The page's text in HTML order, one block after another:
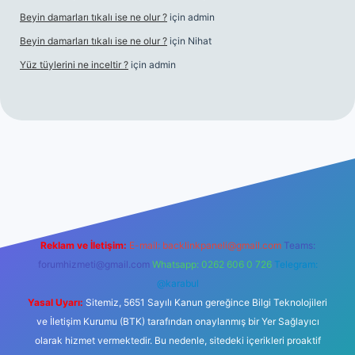
Beyin damarları tıkalı ise ne olur ? için admin
Beyin damarları tıkalı ise ne olur ? için Nihat
Yüz tüylerini ne inceltir ? için admin
Reklam ve İletişim: E-mail: backlinkpaneli@gmail.com Teams:
forumhizmeti@gmail.com Whatsapp: 0262 606 0 726 Telegram:
@karabul
Yasal Uyarı: Sitemiz, 5651 Sayılı Kanun gereğince Bilgi Teknolojileri
ve İletişim Kurumu (BTK) tarafından onaylanmış bir Yer Sağlayıcı
olarak hizmet vermektedir. Bu nedenle, sitedeki içerikleri proaktif